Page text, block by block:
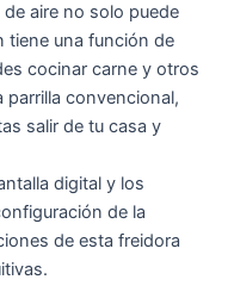
aire no solo puede
tiene una función de
cocinar carne y otros
convencional,
salir de tu casa y
digital y los
de la
de esta freidora